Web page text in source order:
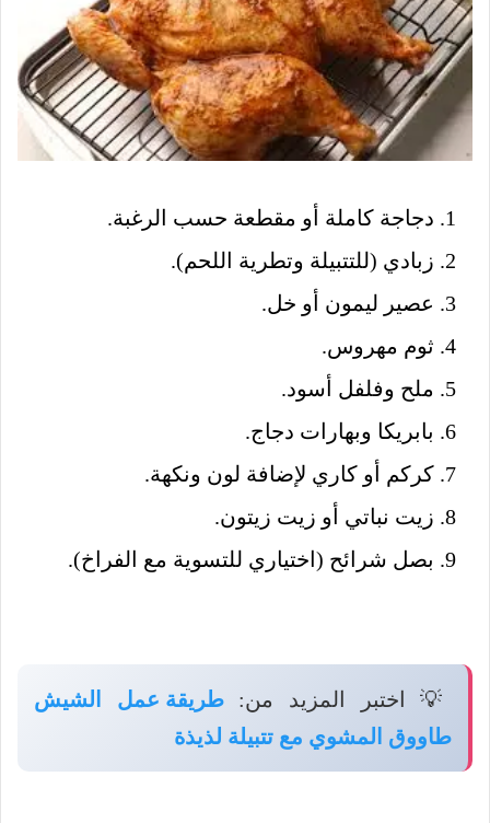
دجاجة كاملة أو مقطعة حسب الرغبة.
زبادي (للتتبيلة وتطرية اللحم).
عصير ليمون أو خل.
ثوم مهروس.
ملح وفلفل أسود.
بابريكا وبهارات دجاج.
كركم أو كاري لإضافة لون ونكهة.
زيت نباتي أو زيت زيتون.
بصل شرائح (اختياري للتسوية مع الفراخ).
💡 اختبر المزيد من:طريقة عمل الشيش
طاووق المشوي مع تتبيلة لذيذة